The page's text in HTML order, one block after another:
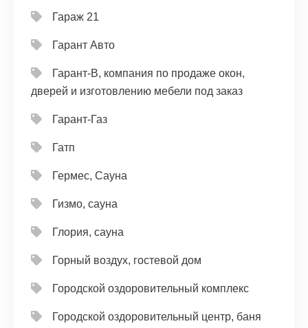
Гараж 21
Гарант Авто
Гарант-В, компания по продаже окон,
дверей и изготовлению мебели под заказ
Гарант-Газ
Гатп
Гермес, Сауна
Гизмо, сауна
Глория, сауна
Горный воздух, гостевой дом
Городской оздоровительный комплекс
Городской оздоровительный центр, баня